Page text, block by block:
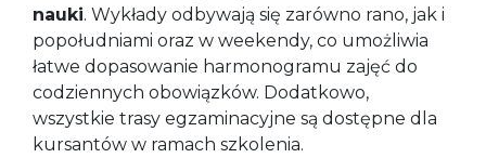
nauki. Wykłady odbywają się zarówno rano, jak i
popołudniami oraz w weekendy, co umożliwia
łatwe dopasowanie harmonogramu zajęć do
codziennych obowiązków. Dodatkowo,
wszystkie trasy egzaminacyjne są dostępne dla
kursantów w ramach szkolenia.